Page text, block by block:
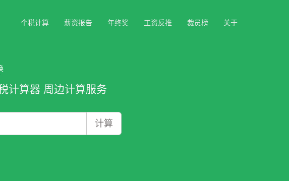
个税计算 薪资报告 年终奖 工资反推 裁员榜 关于
计算器 周边计算服务
计算